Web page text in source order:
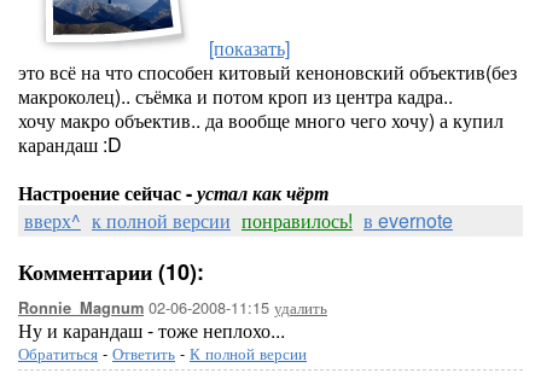
[показать]
это всё на что способен китовый кеноновский объектив(без
макроколец).. съёмка и потом кроп из центра кадра..
хочу макро объектив.. да вообще много чего хочу) а купил
карандаш :D
Настроение сейчас -устал как чёрт
вверх^ к полной версии понравилось! в evernote
Комментарии (10):
Ronnie_Magnum 02-06-2008-11:15 удалить
Ну и карандаш - тоже неплохо...
Обратиться - Ответить - К полной версии